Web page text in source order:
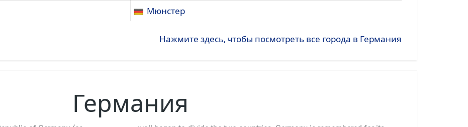
Мюнстер
Нажмите здесь, чтобы посмотреть все города в Германия
Германия